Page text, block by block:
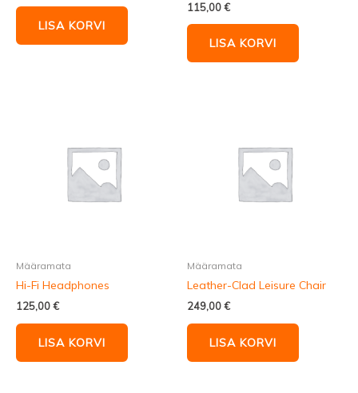
LISA KORVI
115,00€
LISA KORVI
Määramata
Hi-Fi Headphones
125,00€
LISA KORVI
Määramata
Leather-Clad Leisure Chair
249,00€
LISA KORVI